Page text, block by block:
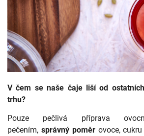
V čem se naše čaje liší od
trhu?
Pouze pečlivá příprava
pečením, správný poměrovoce, cukru